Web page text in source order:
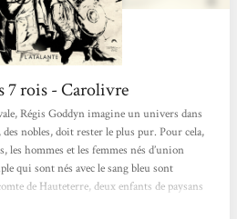
7 rois - Carolivre
Régis Goddyn imagine un univers dans
nobles, doit rester le plus pur. Pour cela,
les hommes et les femmes nés d’union
qui sont nés avec le sang bleu sont
de Hauteterre, deux enfants de paysans